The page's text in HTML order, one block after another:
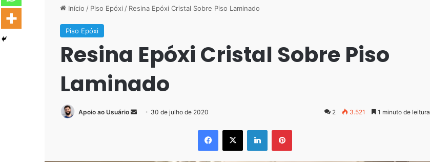
Início / Piso Epóxi / Resina Epóxi Cristal Sobre Piso Laminado
Piso Epóxi
Resina Epóxi Cristal Sobre Piso
Laminado
Apoio ao Usuário
Mande30 de julho de 2020 2 3.521 1 minuto de leitura
Facebook
X LinkedinPinterest